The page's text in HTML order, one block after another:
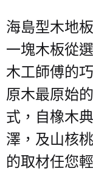
海島型木地
一塊木板從
木工師傅的
原木最原始
式，自橡木
澤，及山核
的取材任您